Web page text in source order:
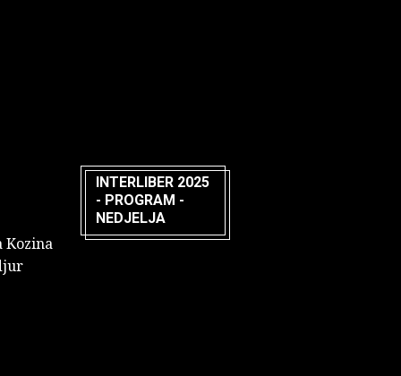
INTERLIBER 2025
- PROGRAM -
NEDJELJA
Kozina